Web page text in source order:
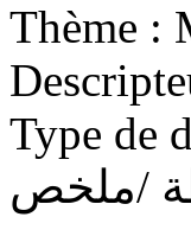
Thème :
Type de
/ملخص